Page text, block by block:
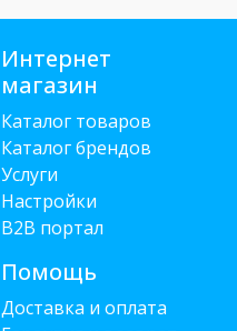
Интернет
магазин
Каталог товаров
Каталог брендов
Услуги
Настройки
B2B портал
Помощь
Доставка и оплата